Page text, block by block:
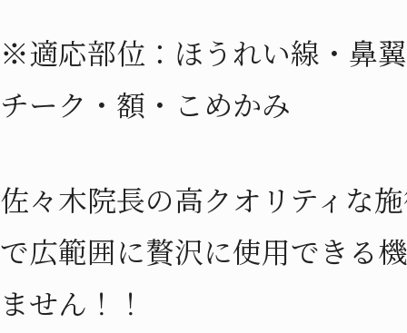
※適応部位：ほうれい線・鼻
チーク・額・こめかみ
佐々木院長の高クオリティな
で広範囲に贅沢に使用できる
ません！！